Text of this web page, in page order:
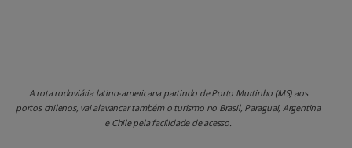
A rota rodoviária latino-americana partindo de Porto Murtinho (MS) aos
portos chilenos, vai alavancar também o turismo no Brasil, Paraguai, Argentina
e Chile pela facilidade de acesso.